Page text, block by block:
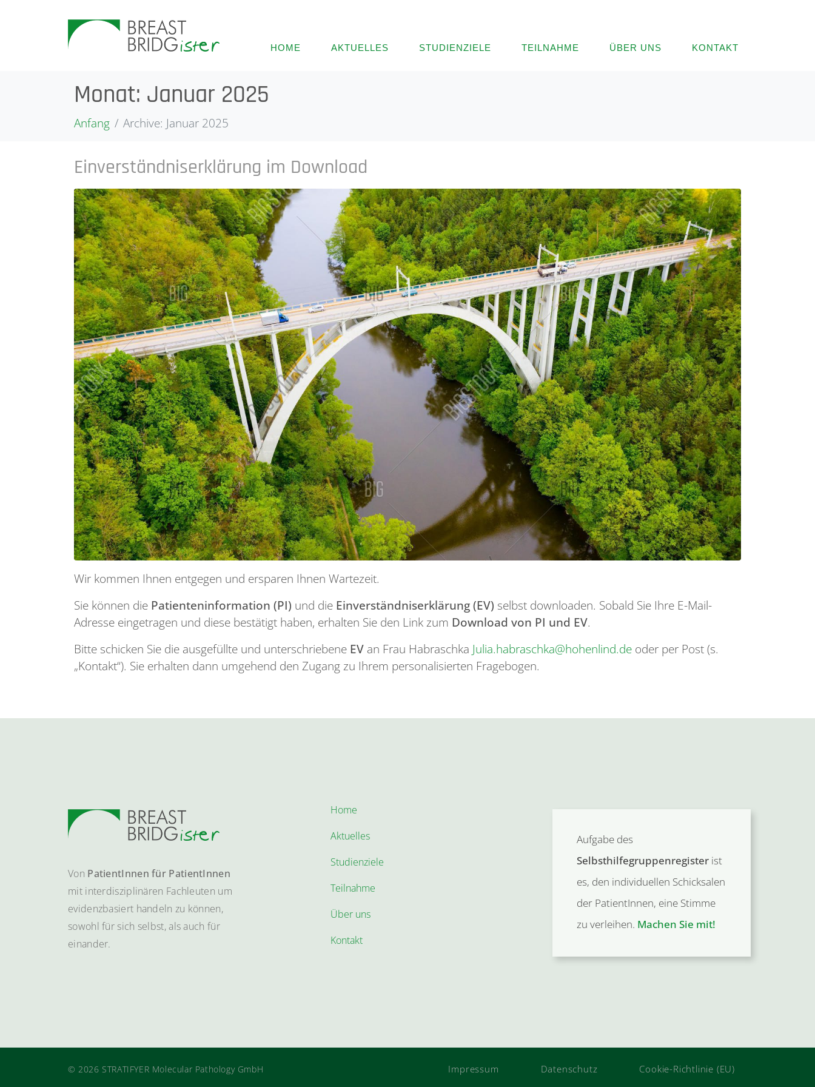
HOME AKTUELLES STUDIENZIELE TEILNAHME ÜBER UNS KONTAKT
Monat: Januar 2025
Anfang Archive: Januar 2025
Einverständniserklärung im Download
Wir kommen Ihnen entgegen und ersparen Ihnen Wartezeit.
Sie können die Patienteninformation (PI) und die Einverständniserklärung (EV) selbst downloaden. Sobald Sie Ihre E-Mail-
Adresse eingetragen und diese bestätigt haben, erhalten Sie den Link zum Download von PI und EV.
Bitte schicken Sie die ausgefüllte und unterschriebene EV an Frau Habraschka Julia.habraschka@hohenlind.de oder per Post (s.
„Kontakt“). Sie erhalten dann umgehend den Zugang zu Ihrem personalisierten Fragebogen.
Von PatientInnen für PatientInnen
mit interdisziplinären Fachleuten um
evidenzbasiert handeln zu können,
sowohl für sich selbst, als auch für
einander.
Home
Aktuelles
Studienziele
Teilnahme
Über uns
Kontakt
Aufgabe des
Selbsthilfegruppenregister ist
es, den individuellen Schicksalen
der PatientInnen, eine Stimme
zu verleihen. Machen Sie mit!
© 2026 STRATIFYER Molecular Pathology GmbH Impressum Datenschutz Cookie-Richtlinie (EU)